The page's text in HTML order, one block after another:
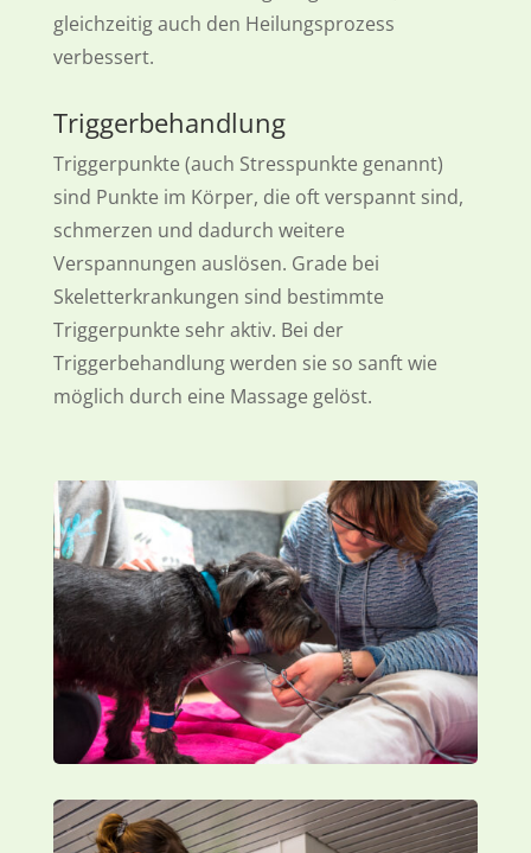
gleichzeitig auch den Heilungsprozess
verbessert.
Triggerbehandlung
Triggerpunkte (auch Stresspunkte genannt)
sind Punkte im Körper, die oft verspannt sind,
schmerzen und dadurch weitere
Verspannungen auslösen. Grade bei
Skeletterkrankungen sind bestimmte
Triggerpunkte sehr aktiv. Bei der
Triggerbehandlung werden sie so sanft wie
möglich durch eine Massage gelöst.